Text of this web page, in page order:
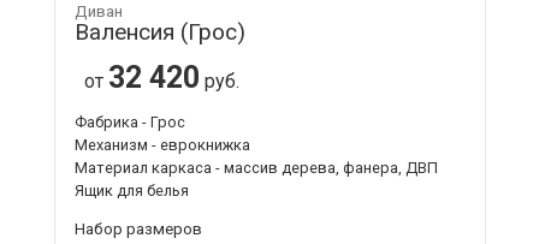
Диван
Валенсия (Грос)
от 32 420 руб.
Фабрика - Грос
Механизм - еврокнижка
Материал каркаса - массив дерева, фанера, ДВП
Ящик для белья
Набор размеров